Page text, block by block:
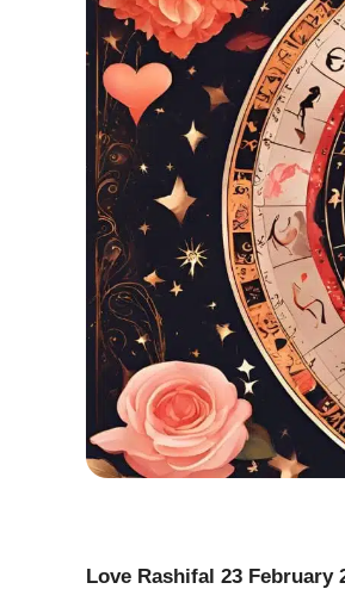
Love Rashifal 23